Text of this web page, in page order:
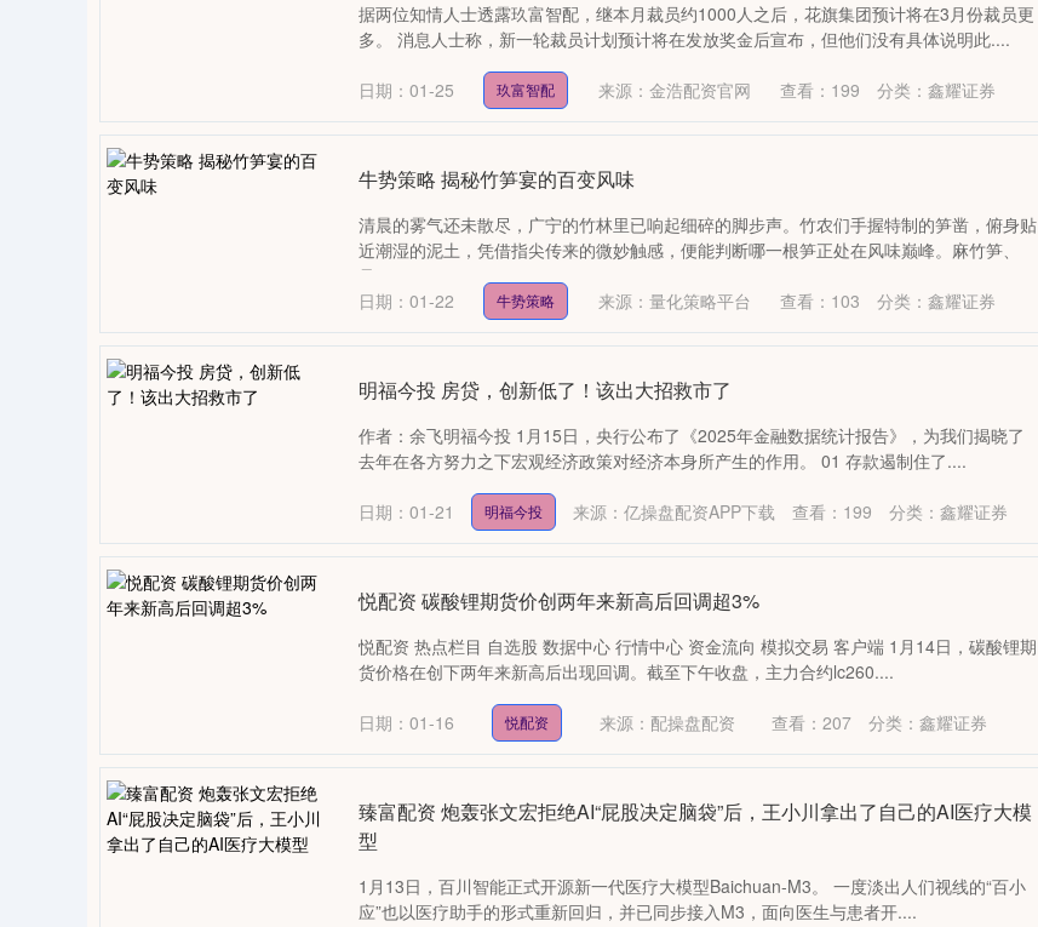
据两位知情人士透露玖富智配，继本月裁员约1000人之后，花旗集团预计将在3月份裁员更
多。 消息人士称，新一轮裁员计划预计将在发放奖金后宣布，但他们没有具体说明此....
日期：01-25 玖富智配 来源：金浩配资官网 查看： 199 分类： 鑫耀证券
牛势策略 揭秘竹笋宴的百变风味
清晨的雾气还未散尽，广宁的竹林里已响起细碎的脚步声。竹农们手握特制的笋凿，俯身贴
近潮湿的泥土，凭借指尖传来的微妙触感，便能判断哪一根笋正处在风味巅峰。麻竹笋、
吊....
日期：01-22
牛势策略 来源：量化策略平台 查看： 103 分类： 鑫耀证券
明福今投 房贷，创新低了！该出大招救市了
作者：余飞明福今投 1月15日，央行公布了《2025年金融数据统计报告》，为我们揭晓了
去年在各方努力之下宏观经济政策对经济本身所产生的作用。 01 存款遏制住了....
日期：01-21 明福今投 来源：亿操盘配资APP下载 查看： 199 分类： 鑫耀证券
悦配资 碳酸锂期货价创两年来新高后回调超3%
悦配资 热点栏目 自选股 数据中心 行情中心 资金流向 模拟交易 客户端 1月14日，碳酸锂期
货价格在创下两年来新高后出现回调。截至下午收盘，主力合约lc260....
日期：01-16 悦配资 来源：配操盘配资 查看：207 分类：鑫耀证券
臻富配资 炮轰张文宏拒绝AI“屁股决定脑袋”后，王小川拿出了自己的AI医疗大模
型
1月13日，百川智能正式开源新一代医疗大模型Baichuan-M3。 一度淡出人们视线的“百小
应”也以医疗助手的形式重新回归，并已同步接入M3，面向医生与患者开....